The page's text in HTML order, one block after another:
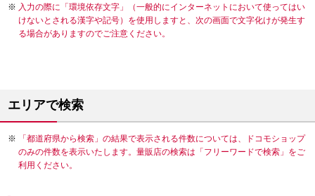
入力の際に「環境依存文字」（一般的にインターネットにおいて使ってはい
けないとされる漢字や記号）を使用しますと、次の画面で文字化けが発生す
る場合がありますのでご注意ください。
エリアで検索
「都道府県から検索」の結果で表示される件数については、ドコモショップ
のみの件数を表示いたします。量販店の検索は「フリーワードで検索」をご
利用ください。